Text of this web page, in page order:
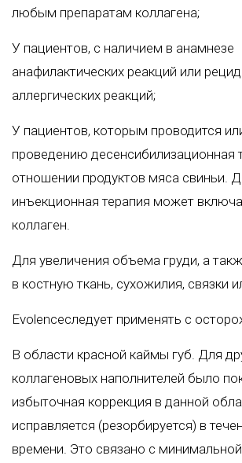
любым препаратам коллагена;
У пациентов, с наличием в анамнезе
анафилактических реакций или
аллергических реакций;
У пациентов, которым проводится
проведению десенсибилизационная
отношении продуктов мяса свиньи.
инъекционная терапия может
коллаген.
Для увеличения объема груди, а
в костную ткань, сухожилия, связки
Evolenceследует применять с
В области красной каймы губ. Для
коллагеновых наполнителей было
избыточная коррекция в данной
исправляется (резорбируется) в
времени. Это связано с